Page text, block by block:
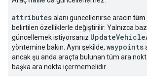
attributesalanı güncellenirse aracıntüm
belirtilen özelliklerle değiştirilir. Yalnızca
güncellemek istiyorsanız
yöntemine bakın. Aynı şekilde, waypoints
ancak şu anda araçta bulunan tüm ara
başka ara nokta içermemelidir.